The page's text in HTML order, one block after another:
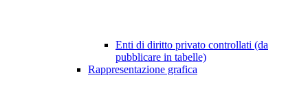
Enti di diritto privato controllati (da
pubblicare in tabelle)
Rappresentazione grafica